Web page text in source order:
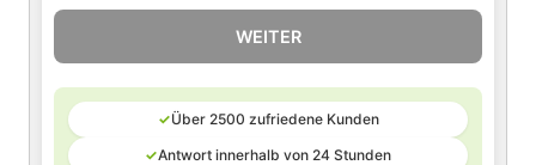
WEITER
✓Über 2500 zufriedene Kunden
✓Antwort innerhalb von 24 Stunden